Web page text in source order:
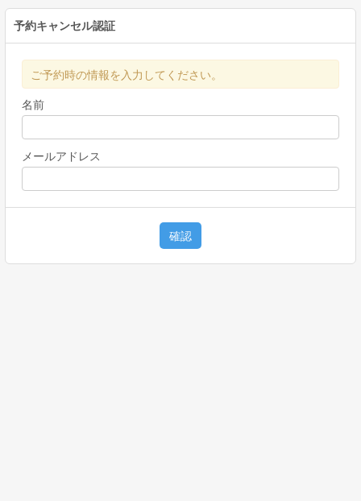
予約キャンセル認証
ご予約時の情報を入力してください。
名前
メールアドレス